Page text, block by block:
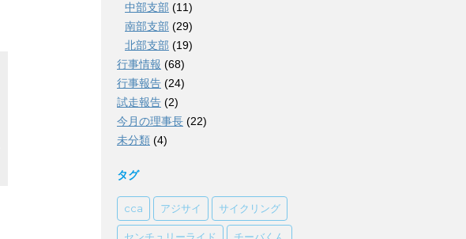
中部支部 (11)
南部支部 (29)
北部支部 (19)
行事情報 (68)
行事報告 (24)
試走報告 (2)
今月の理事長 (22)
未分類 (4)
タグ
cca アジサイ サイクリング